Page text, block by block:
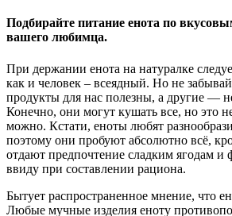
Подбирайте питание енота по
вашего любимца.
При держании енота на натуралке
как и человек – всеядный. Но не
продукты для нас полезны, а другие —
Конечно, они могут кушать все, но это
можно. Кстати, еноты любят
поэтому они пробуют абсолютно всё,
отдают предпочтение сладким ягодам и
ввиду при составлении рациона.
Бытует распространенное мнение, что
Любые мучные изделия еноту